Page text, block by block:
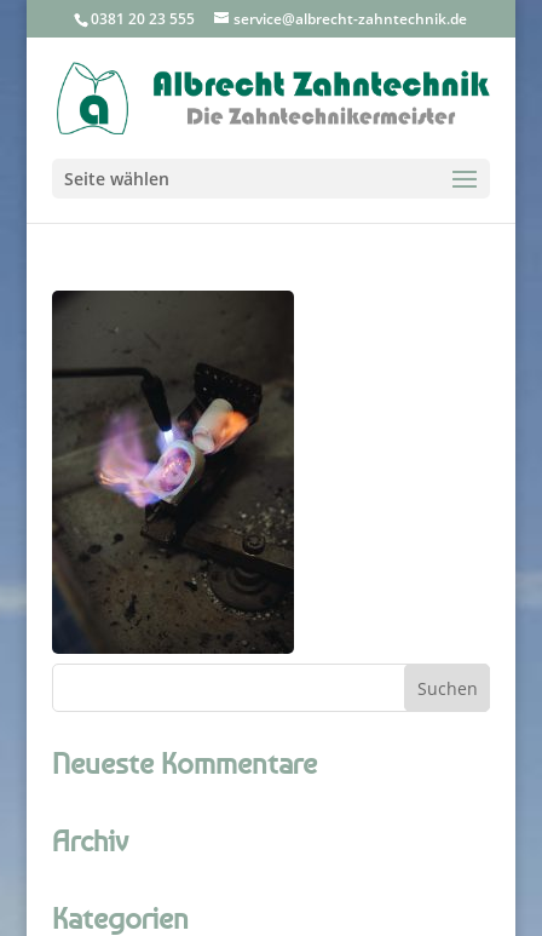
0381 20 23 555 service@albrecht-zahntechnik.de
Seite wählen
Neueste Kommentare
Archiv
Kategorien